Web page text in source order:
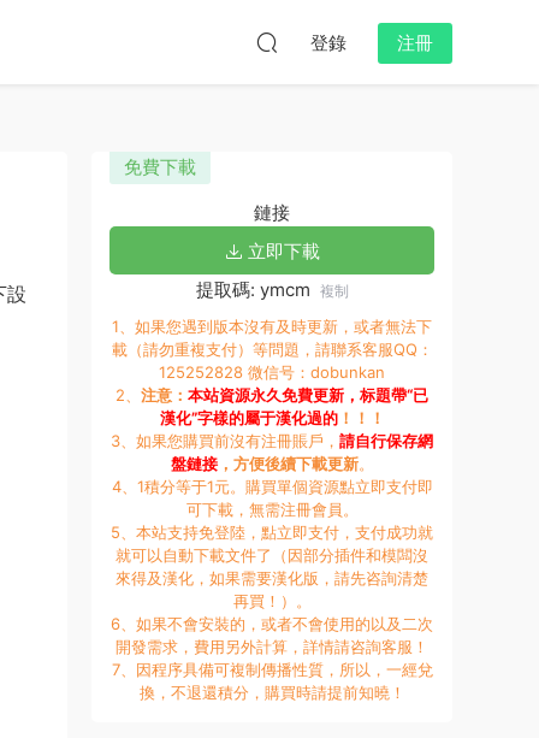
登錄 注冊
設
免費下載
鏈接
立即下載
提取碼: ymcm 複制
1、如果您遇到版本沒有及時更新，或者無法下
載（請勿重複支付）等問題，請聯系客服QQ：
125252828 微信号：dobunkan
2、 注意： 本站資源永久免費更新，标題帶“已
漢化”字樣的屬于漢化過的！！！
3、如果您購買前沒有注冊賬戶， 請自行保存網
盤鏈接，方便後續下載更新。
4、1積分等于1元。購買單個資源點立即支付即
可下載，無需注冊會員。
5、本站支持免登陸，點立即支付，支付成功就
就可以自動下載文件了（因部分插件和模闆沒
來得及漢化，如果需要漢化版，請先咨詢清楚
再買！）。
6、如果不會安裝的，或者不會使用的以及二次
開發需求，費用另外計算，詳情請咨詢客服！
7、因程序具備可複制傳播性質，所以，一經兌
換，不退還積分，購買時請提前知曉！